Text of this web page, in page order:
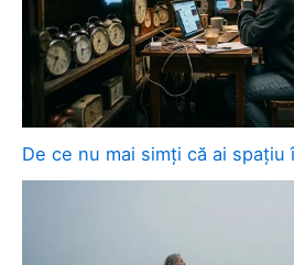
De ce nu mai simți că ai spațiu